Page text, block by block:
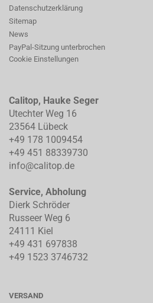
Datenschutzerklärung
Sitemap
News
PayPal-Sitzung unterbrochen
Cookie Einstellungen
Calitop, Hauke Seger
Utechter Weg 16
23564 Lübeck
+49 178 1009454
+49 451 88339730
info@calitop.de
Service, Abholung
Dierk Schröder
Russeer Weg 6
24111 Kiel
+49 431 697838
+49 1523 3746732
VERSAND